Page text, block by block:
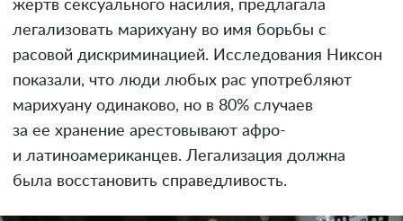
жертв сексуального насилия, предлагала
легализовать марихуану во имя борьбы с
расовой дискриминацией. Исследования Никсон
показали, что люди любых рас употребляют
марихуану одинаково, но в 80% случаев
за ее хранение арестовывают афро-
и латиноамериканцев. Легализация должна
была восстановить справедливость.